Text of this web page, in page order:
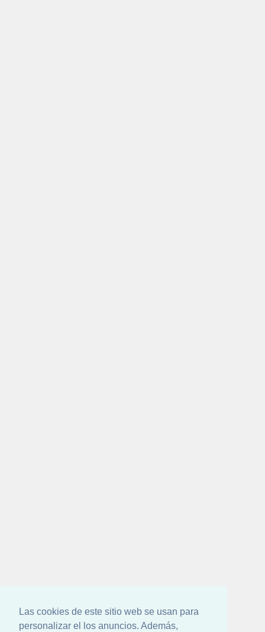
Las cookies de este sitio web se usan para
personalizar el los anuncios. Además,